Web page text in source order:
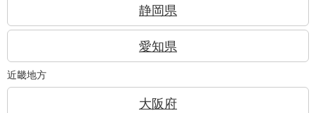
静岡県
愛知県
近畿地方
大阪府